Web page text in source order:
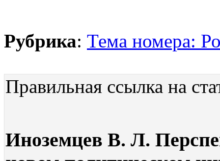
Рубрика: Тема номера:
Правильная ссылка на
Иноземцев В. Л.